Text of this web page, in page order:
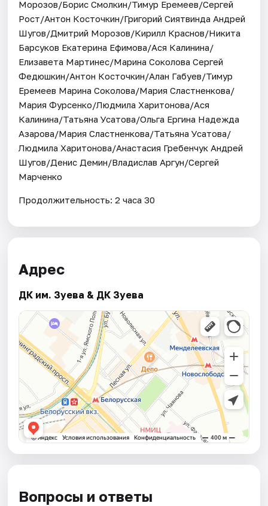
Морозов/Борис Смолкин/Тимур Еремеев/Сергей
Рост/Антон Косточкин/Григорий Сиятвинда Андрей
Шугов/Дмитрий Морозов/Кирилл Краснов/Никита
Барсуков Екатерина Ефимова/Ася Калинина/
Елизавета Мартинес/Марина Соколова Сергей
Федюшкин/Антон Косточкин/Алан Габуев/Тимур
Еремеев Марина Соколова/Мария Сластненкова/
Мария Фурсенко/Людмила Харитонова/Ася
Калинина/Татьяна Усатова/Ольга Ергина Надежда
Азарова/Мария Сластненкова/Татьяна Усатова/
Людмила Харитонова/Анастасия Гребенчук Андрей
Шугов/Денис Демин/Владислав Аргун/Сергей
Марченко
Продолжительность: 2 часа 30
Адрес
ДК им. Зуева & ДК Зуева
Вопросы и ответы